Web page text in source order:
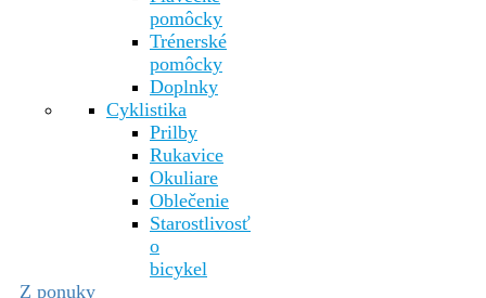
pomôcky
Trénerské
pomôcky
Doplnky
Cyklistika
Prilby
Rukavice
Okuliare
Oblečenie
Starostlivosť
o
bicykel
Z ponuky